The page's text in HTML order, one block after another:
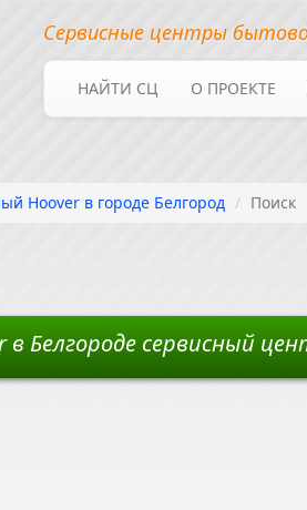
Сервисные центры
НАЙТИ СЦ О ПРОЕКТЕ
Hoover в городе Белгород Поиск
Белгороде сервисный